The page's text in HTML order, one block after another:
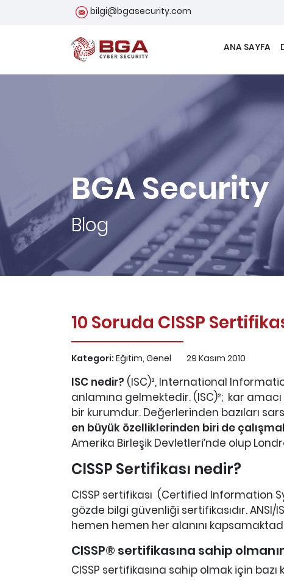
bilgi@bgasecurity.com
ANA SAYFA
BGA Security
Blog
10 Soruda CISSP
Kategori: Eğitim, Genel 29 Kasım 2010
ISC nedir? (ISC)², International
anlamına gelmektedir. (ISC)²; kar
bir kurumdur. Değerlerinden bazıları
en büyük özelliklerinden biri de
Amerika Birleşik Devletleri’nde olup
CISSP Sertifikası nedir?
CISSP sertifikası (Certified Information
gözde bilgi güvenliği sertifikasıdır. ANSI/
hemen hemen her alanını
CISSP® sertifikasına sahip
CISSP sertifikasına sahip olmak için